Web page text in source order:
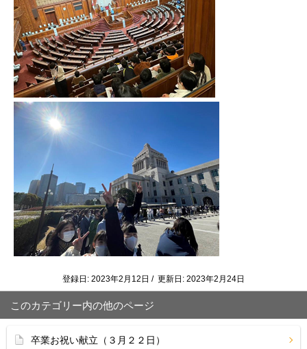
登録日: 2023年2月12日 / 更新日: 2023年2月24日
このカテゴリー内の他のページ
卒業お祝い献立（３月２２日）